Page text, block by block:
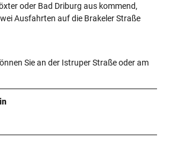
oder Bad Driburg aus kommend,
Ausfahrten auf die Brakeler Straße
Sie an der Istruper Straße oder am